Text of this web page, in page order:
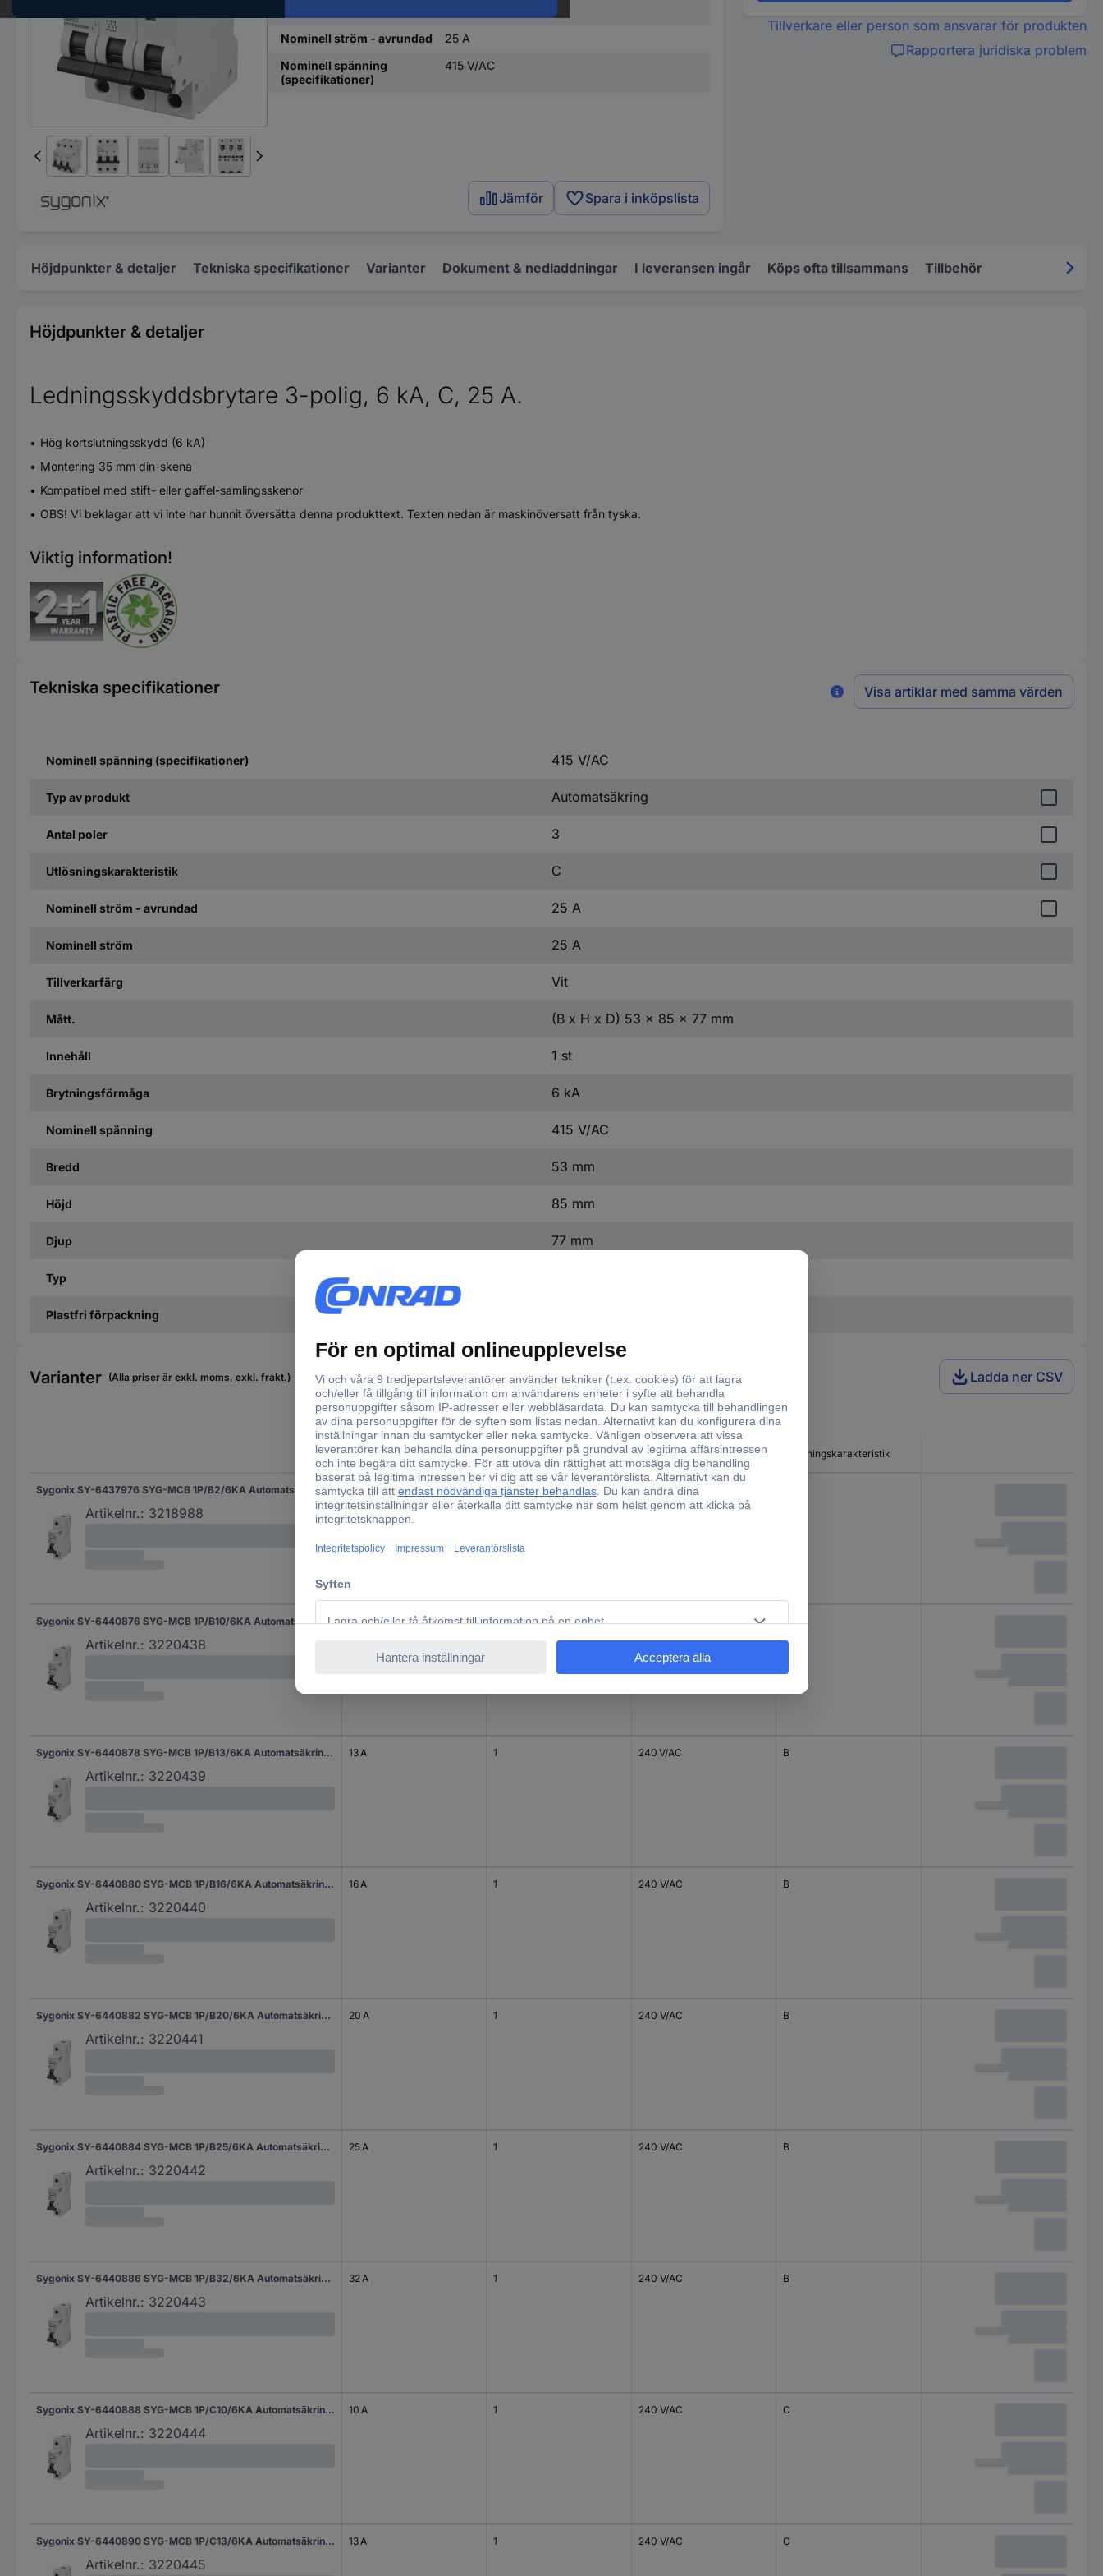
Nominell ström - avrundad
25 A
Nominell spänning
(specifikationer)
415 V/AC
Jämför Spara i inköpslista
Tillverkare eller person som ansvarar för produkten
Rapportera juridiska problem
Höjdpunkter & detaljer Tekniska specifikationer Varianter Dokument & nedladdningar I leveransen ingår Köps ofta tillsammans Tillbehör
Höjdpunkter & detaljer
Ledningsskyddsbrytare 3-polig, 6 kA, C, 25 A.
Hög kortslutningsskydd (6 kA)
Montering 35 mm din-skena
Kompatibel med stift- eller gaffel-samlingsskenor
OBS! Vi beklagar att vi inte har hunnit översätta denna produkttext. Texten nedan är maskinöversatt från tyska.
Viktig information!
Tekniska specifikationer Visa artiklar med samma värden
Nominell spänning (specifikationer) 415 V/AC
Typ av produkt Automatsäkring
Antal poler 3
Utlösningskarakteristik C
Nominell ström - avrundad 25 A
Nominell ström 25 A
Tillverkarfärg Vit
Mått. (B x H x D) 53 x 85 x 77 mm
Innehåll 1 st
Brytningsförmåga 6 kA
Nominell spänning 415 V/AC
Bredd 53 mm
Höjd 85 mm
Djup 77 mm
Typ
Plastfri förpackning
Varianter (Alla priser är exkl. moms, exkl. frakt.) Ladda ner CSV
Nominell ström - avrundad Antal poler
Nominell spänning
(specifikationer)
Utlösningskarakteristik
Sygonix SY-6437976 SYG-MCB 1P/B2/6KA Automatsäkring 1-polig 2 A 240 V/AC
Artikelnr.: 3218988
2 A 1 240 V/AC
Sygonix SY-6440876 SYG-MCB 1P/B10/6KA Automatsäkring 1-polig 10 A 240 V/AC
Artikelnr.: 3220438
10 A 1 240 V/AC B
Sygonix SY-6440878 SYG-MCB 1P/B13/6KA Automatsäkring 1-polig 13 A 240 V/AC
Artikelnr.: 3220439
13 A 1 240 V/AC B
Sygonix SY-6440880 SYG-MCB 1P/B16/6KA Automatsäkring 1-polig 16 A 240 V/AC
Artikelnr.: 3220440
16 A 1 240 V/AC B
Sygonix SY-6440882 SYG-MCB 1P/B20/6KA Automatsäkring 1-polig 20 A 240 V/AC
Artikelnr.: 3220441
20 A 1 240 V/AC B
Sygonix SY-6440884 SYG-MCB 1P/B25/6KA Automatsäkring 1-polig 25 A 240 V/AC
Artikelnr.: 3220442
25 A 1 240 V/AC B
Sygonix SY-6440886 SYG-MCB 1P/B32/6KA Automatsäkring 1-polig 32 A 240 V/AC
Artikelnr.: 3220443
32 A 1 240 V/AC B
Sygonix SY-6440888 SYG-MCB 1P/C10/6KA Automatsäkring 1-polig 10 A 240 V/AC
Artikelnr.: 3220444
10 A 1 240 V/AC C
Sygonix SY-6440890 SYG-MCB 1P/C13/6KA Automatsäkring 1-polig 13 A 240 V/AC
Artikelnr.: 3220445
13 A 1 240 V/AC C